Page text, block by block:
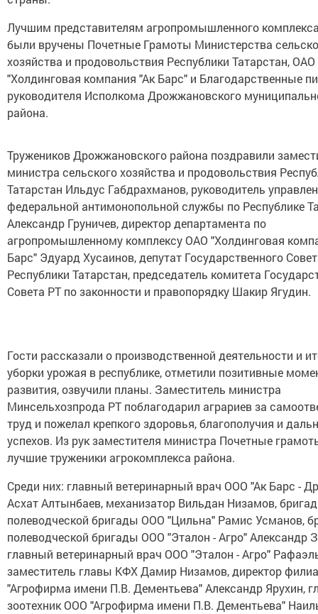
Лучшим представителям агропромышленного
были вручены Почетные Грамоты Министерства
хозяйства и продовольствия Республики Татарстан, ОАО
"Холдинговая компания "Ак Барс" и Благодарственные
руководителя Исполкома Дрожжановского
района.
Тружеников Дрожжановского района поздравили
министра сельского хозяйства и продовольствия
Татарстан Ильдус Габдрахманов, руководитель
федеральной антимонопольной службы по Республике
Александр Груничев, директор департамента по
агропромышленному комплексу ОАО "Холдинговая
Барс" Эдуард Хусаинов, депутат Государственного
Республики Татарстан, председатель комитета
Совета РТ по законности и правопорядку Шакир Ягудин.
Гости рассказали о производственной деятельности и
уборки урожая в республике, отметили позитивные
развития, озвучили планы. Заместитель министра
Минсельхозпрода РТ поблагодарил аграриев за
труд и пожелал крепкого здоровья, благополучия и
успехов. Из рук заместителя министра Почетные
лучшие труженики агрокомплекса района.
Среди них: главный ветеринарный врач ООО "Ак Барс -
Асхат Алтынбаев, механизатор Вильдан Низамов,
полеводческой бригады ООО "Цильна" Рамис Усманов,
полеводческой бригады ООО "Эталон - Агро" Александр
главный ветеринарный врач ООО "Эталон - Агро"
заместитель главы КФХ Дамир Низамов, директор
"Агрофирма имени П.В. Дементьева" Александр Ярухин,
зоотехник ООО "Агрофирма имени П.В. Дементьева"